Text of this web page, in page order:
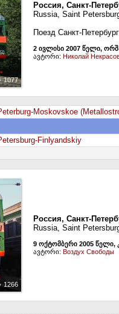
1077
Россия, Санкт-
Russia, Saint
Поезд Санкт-
2 ივლისი 2007 წელი,
ავტორი: Николай
Moskovskoe
Finlyandskiy
1266
Россия, Санкт-
Russia, Saint
9 ოქტომბერი 2005 წელი,
ავტორი: Воздух Свободы